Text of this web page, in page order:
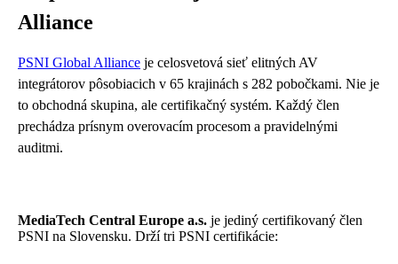
Alliance
PSNI Global Alliance je celosvetová sieť elitných AV
integrátorov pôsobiacich v 65 krajinách s 282 pobočkami. Nie je
to obchodná skupina, ale certifikačný systém. Každý člen
prechádza prísnym overovacím procesom a pravidelnými
auditmi.
MediaTech Central Europe a.s. je jediný certifikovaný člen
PSNI na Slovensku. Drží tri PSNI certifikácie: